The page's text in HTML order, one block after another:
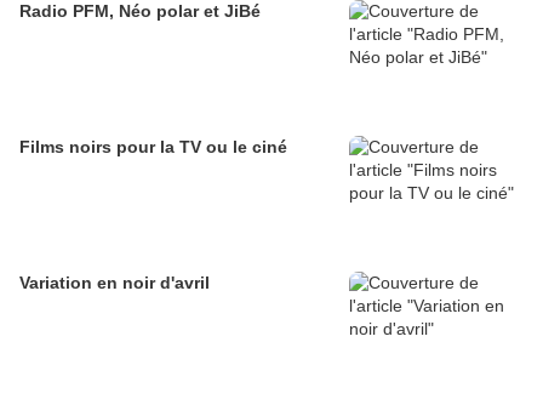
Radio PFM, Néo polar et JiBé
Films noirs pour la TV ou le ciné
Variation en noir d'avril